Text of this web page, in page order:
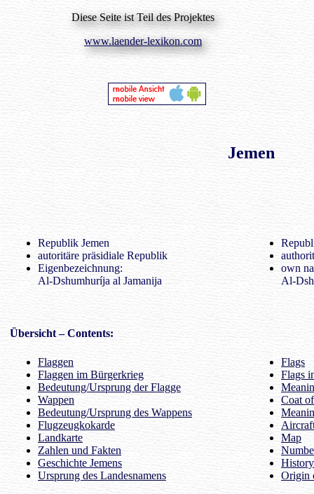
Diese Seite ist Teil des Projektes
www.laender-lexikon.com
Jemen
Republik Jemen
autoritäre präsidiale Republik
Eigenbezeichnung:
Al-Dshumhuríja al Jamanija
own
Al-
Übersicht– Contents:
Flaggen
Flaggen im Bürgerkrieg
Bedeutung/Ursprung der Flagge
Wappen
Bedeutung/Ursprung des Wappens
Flugzeugkokarde
Landkarte
Zahlen und Fakten
Geschichte Jemens
Ursprung des Landesnamens
Flags
Flags
Coat
Map
Origin